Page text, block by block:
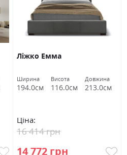
Ліжко Емма
Ширина
194.0см
Висота
116.0см
Довжина
213.0см
Ціна:
14 772 грн
16 414 грн